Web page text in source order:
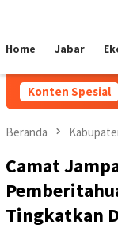
Mobile
Home Jabar
Konten Spesial
Beranda
Camat
Tingkatkan